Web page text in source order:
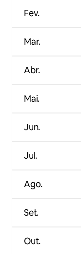
Fev.
Mar.
Abr.
Mai.
Jun.
Jul.
Ago.
Set.
Out.